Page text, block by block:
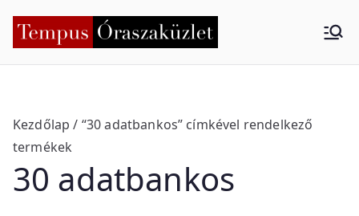
Tempus
küzlet
Kezdőlap / “30 adatbankos” címkével rendelkező
termékek
30 adatbankos